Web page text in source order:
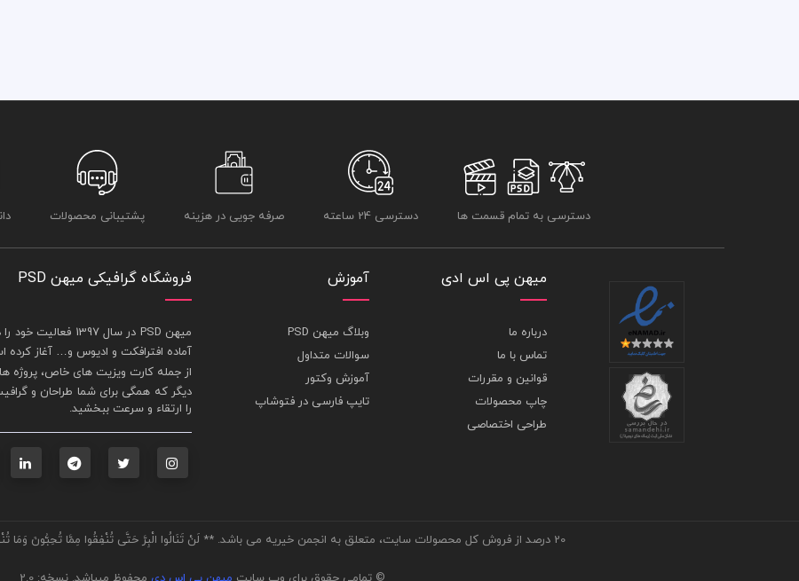
دسترسی به تمام قسمت ها دسترسی 24 ساعته صرفه جویی در هزینه پشتیبانی محصولات
میهن پی اس ادی
درباره ما
تماس با ما
قوانین و مقررات
چاپ محصولات
طراحی اختصاصی
آموزش
وبلاگ میهن PSD
سوالات متداول
آموزش وکتور
تایپ فارسی در فتوشاپ
فروشگاه گرافیکی میهن PSD
ميهن PSD در سال 1397 فعاليت خود را در بخش های : 1-
آماده افترافکت و اديوس و… آغاز
از جملهکارت ويزيت های خاص، پروژه
ديگر که همگی برای شما طراحان و
را ارتقاء و سرعت ببخشيد.
20 درصد از فروش کل محصولات سایت، متعلق به انجمن خیریه می باشد. ** لَنْ تَنَالُوا الْبِرَّ حَتَّى تُنْفِقُوا مِمَّا تُحِبُّونَ وَمَا تُنْفِقُوا مِنْ شَيْءٍ فَإِنَّ اللَّهَ بِهِ عَلِيمٌ **